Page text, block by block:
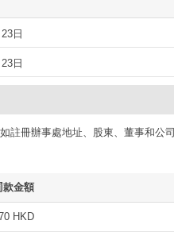
日
日
註冊辦事處地址、股東、董事和公司
款金額
HKD